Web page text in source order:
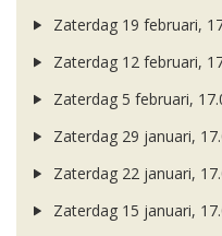
Zaterdag 19 februari,
Zaterdag 12 februari,
Zaterdag 5 februari,
Zaterdag 29 januari,
Zaterdag 22 januari,
Zaterdag 15 januari,